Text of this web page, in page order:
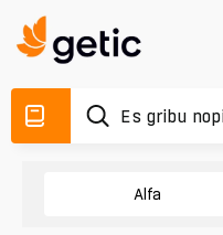
Alfa